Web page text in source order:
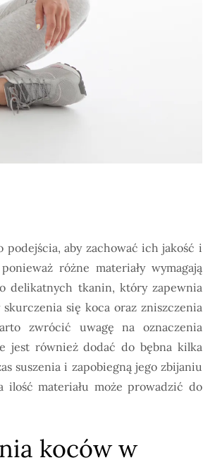
aby zachować ich jakość i
różne materiały wymagają
delikatnych tkanin, który zapewnia
się koca oraz zniszczenia
zwrócić uwagę na oznaczenia
jest również dodać do bębna kilka
suszenia i zapobiegną jego zbijaniu
ilość materiału może prowadzić do
koców w